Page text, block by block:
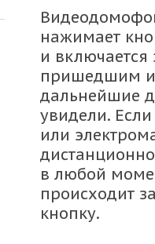
нажимает
и включается
пришедшим и
дальнейшие
увидели.
или
в любой
происходит
кнопку.